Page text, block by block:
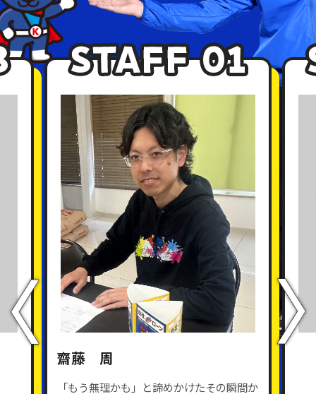
齋藤 周
「もう無理かも」と諦めかけたその瞬間か